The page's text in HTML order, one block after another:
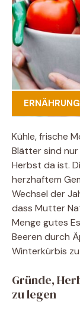
ERNÄHRUNG
Kühle, frische
Blätter sind
Herbst da ist.
herzhaftem
Wechsel der
dass Mutter
Menge gutes
Beeren durch
Winterkürbis
Gründe,
zu legen